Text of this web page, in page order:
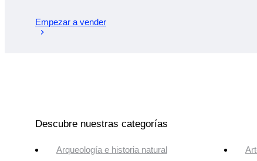
Empezar a vender
Descubre nuestras categorías
Arqueología e historia natural